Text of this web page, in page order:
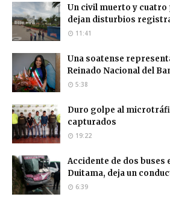
Un civil muerto y
dejan disturbios
11:41
Una soatense
Reinado Nacional del
5:38
Duro golpe al
capturados
19:22
Accidente de dos buses
Duitama, deja un
6:39